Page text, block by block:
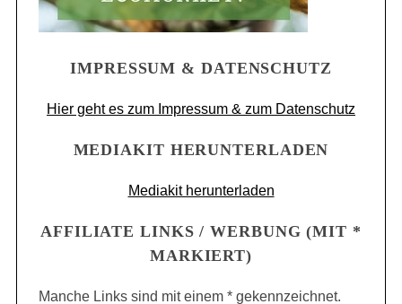
IMPRESSUM & DATENSCHUTZ
Hier geht es zum Impressum & zum Datenschutz
MEDIAKIT HERUNTERLADEN
Mediakit herunterladen
AFFILIATE LINKS / WERBUNG (MIT *
MARKIERT)
Manche Links sind mit einem * gekennzeichnet.